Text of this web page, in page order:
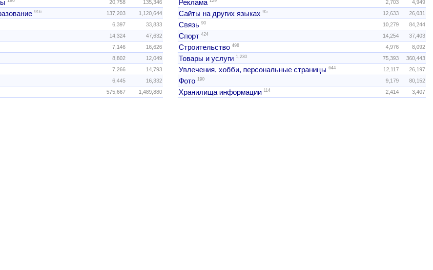
20,758 135,346
916 137,203 1,120,644
6,397 33,833
14,324 47,632
7,146 16,626
8,802 12,049
7,266 14,793
6,445 16,332
575,667 1,489,880
Реклама 2,703 4,949
Сайты на других языках 95 12,633 26,031
Связь 90 10,279 84,244
Спорт 424 14,254 37,403
Строительство 498 4,976 8,092
Товары и услуги 1,230 75,393 360,443
Увлечения, хобби, персональные страницы 644 12,117 26,197
Фото 190 9,179 80,152
Хранилища информации 114 2,414 3,407